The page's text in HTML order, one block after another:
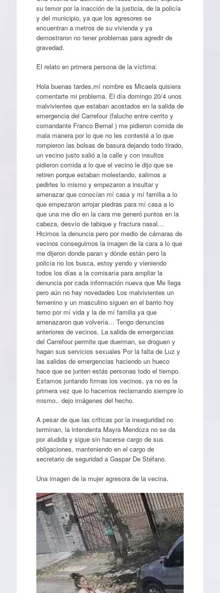
su temor por la inacción de la justicia, de la policía
y del municipio, ya que los agresores se
encuentran a metros de su vivienda y ya
demostraron no tener problemas para agredir de
gravedad.
El relato en primera persona de la víctima:
Hola buenas tardes,mí nombre es Micaela quisiera
comentarte mi problema. El día domingo 20/4 unos
malvivientes que estaban acostados en la salida de
emergencia del Carrefour (falucho entre cerrito y
comandante Franco Bernal ) me pidieron comida de
mala manera por lo que no les contesté a lo que
rompieron las bolsas de basura dejando todo tirado,
un vecino justo salió a la calle y con insultos
pidieron comida a lo que el vecino le dijo que se
retiren porque estaban molestando, salimos a
pedirles lo mismo y empezaron a insultar y
amenazar que conocían mí casa y mí familia a lo
que empezaron arrojar piedras para mí casa a lo
que una me dio en la cara me generó puntos en la
cabeza, desvío de tabique y fractura nasal…
Hicimos la denuncia pero por medio de cámaras de
vecinos conseguimos la imagen de la cara a lo que
me dijeron donde paran y dónde están pero la
policía no los busca, estoy yendo y vieniendo
todos los días a la comisaría para ampliar la
denuncia por cada información nueva que Me llega
pero aún no hay novedades Los malvivientes un
femenino y un masculino siguen en el barrio hoy
temo por mí vida y la de mí familia ya que
amenazaron que volvería… Tengo denuncias
anteriores de vecinos. La salida de emergencias
del Carrefour permite que duerman, se droguen y
hagan sus servicios sexuales Por la falta de Luz y
las salidas de emergencias haciendo un hueco
hace que se junten estás personas todo el tiempo.
Estamos juntando firmas los vecinos, ya no es la
primera vez que lo hacemos reclamando siempre lo
mismo.. dejo imágenes del hecho.
A pesar de que las criticas por la inseguridad no
terminan, la intendenta Mayra Mendoza no se da
por aludida y sigue sin hacerse cargo de sus
obligaciones, manteniendo en el cargo de
secretario de seguridad a Gaspar De Stéfano.
Una imagen de la mujer agresora de la vecina.